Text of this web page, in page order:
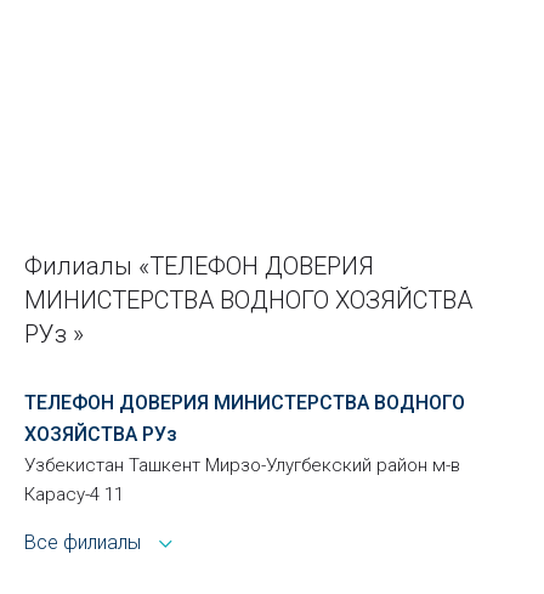
Филиалы «ТЕЛЕФОН ДОВЕРИЯ
МИНИСТЕРСТВА ВОДНОГО ХОЗЯЙСТВА
РУз »
ТЕЛЕФОН ДОВЕРИЯ МИНИСТЕРСТВА ВОДНОГО
ХОЗЯЙСТВА РУз
Узбекистан Ташкент Мирзо-Улугбекский район м-в
Карасу-4 11
Все филиалы